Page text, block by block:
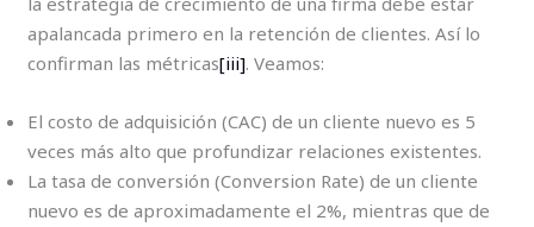
apalancada primero en la retención de clientes. Así lo
confirman las métricas[iii]. Veamos:
El costo de adquisición (CAC) de un cliente nuevo es 5
veces más alto que profundizar relaciones existentes.
La tasa de conversión (Conversion Rate) de un cliente
nuevo es de aproximadamente el 2%, mientras que de